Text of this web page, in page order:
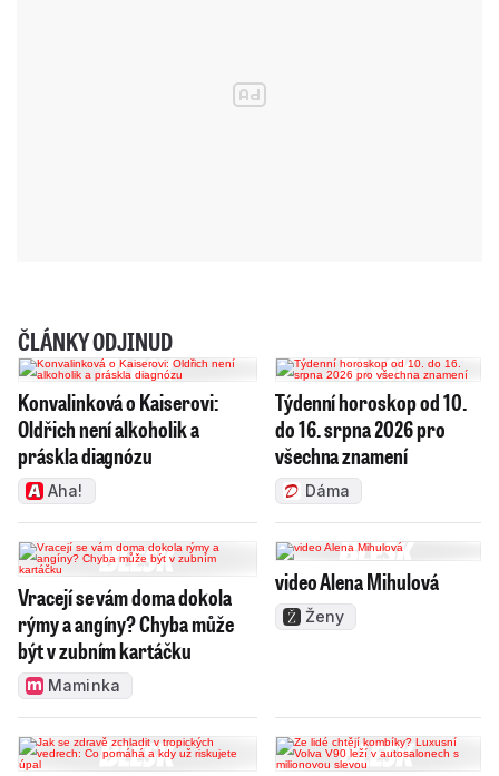
ČLÁNKY ODJINUD
Konvalinková o Kaiserovi:
Oldřich není alkoholik a
práskla diagnózu
Aha!
Týdenní horoskop od 10.
do 16. srpna 2026 pro
všechna znamení
Dáma
Vracejí se vám doma dokola
rýmy a angíny? Chyba může
být v zubním kartáčku
Maminka
video Alena Mihulová
Ženy